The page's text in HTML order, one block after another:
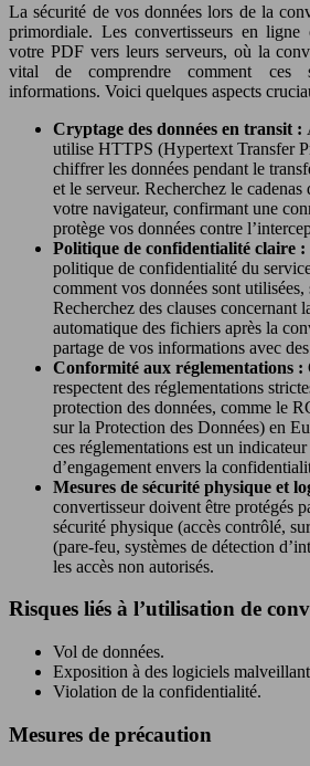
La sécurité de vos données lors de la
primordiale. Les convertisseurs en ligne
votre PDF vers leurs serveurs, où la
vital de comprendre comment ces
informations. Voici quelques aspects
Cryptage des données en transit :
utilise HTTPS (Hypertext Transfer
chiffrer les données pendant le
et le serveur. Recherchez le cadenas
votre navigateur, confirmant une
protège vos données contre
Politique de confidentialité claire :
politique de confidentialité du
comment vos données sont utilisées,
Recherchez des clauses concernant
automatique des fichiers après la
partage de vos informations avec
Conformité aux réglementations :
respectent des réglementations
protection des données, comme le
sur la Protection des Données) en
ces réglementations est un
d’engagement envers la
Mesures de sécurité physique et
convertisseur doivent être protégés
sécurité physique (accès contrôlé,
(pare-feu, systèmes de détection
les accès non autorisés.
Risques liés à l’utilisation de
Vol de données.
Exposition à des logiciels
Violation de la confidentialité.
Mesures de précaution